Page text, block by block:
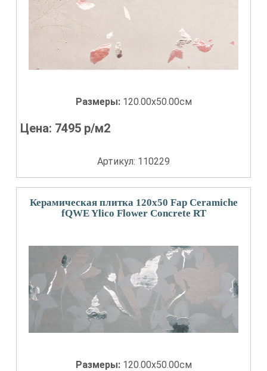
Размеры: 120.00x50.00см
Цена: 7495 р/м2
Артикул: 110229
Керамическая плитка 120x50 Fap Ceramiche
fQWE Ylico Flower Concrete RT
Размеры: 120.00x50.00см